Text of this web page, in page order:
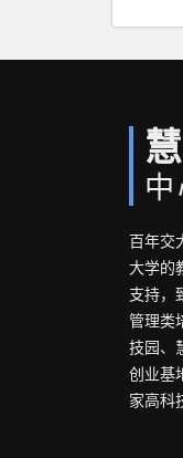
百年交
大学的
支持，
管理类
技园、
创业基
家高科